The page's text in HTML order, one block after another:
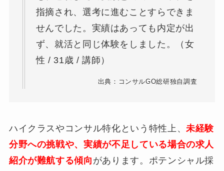
指摘され、選考に進むことすらできま
せんでした。実績はあっても内定が出
ず、就活と同じ体験をしました。（女
性 / 31歳 / 講師）
出典：コンサルGO総研独自調査
ハイクラスやコンサル特化という特性上、未経験
分野への挑戦や、実績が不足している場合の求人
紹介が難航する傾向 があります。ポテンシャル採